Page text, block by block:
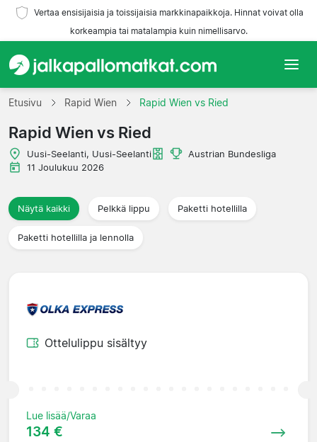
Vertaa ensisijaisia ja toissijaisia markkinapaikkoja. Hinnat voivat olla
korkeampia tai matalampia kuin nimellisarvo.
Etusivu
Joukkueet
Liigat
Matkatoimistoja
Etusivu Rapid Wien Rapid Wien vs Ried
Rapid Wien vs Ried
Uusi-Seelanti, Uusi-Seelanti
Austrian Bundesliga
11 Joulukuu 2026
Näytä kaikki Pelkkä lippu Paketti hotellilla
Paketti hotellilla ja lennolla
Ottelulippu sisältyy
Lue lisää/Varaa
134 €